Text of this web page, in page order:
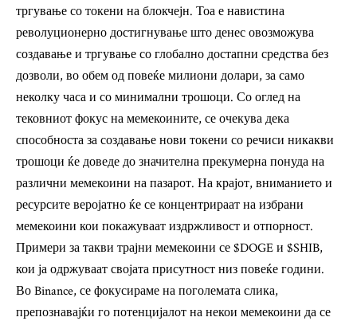
тргување со токени на блокчејн. Тоа е навистина
револуционерно достигнување што денес овозможува
создавање и тргување со глобално достапни средства без
дозволи, во обем од повеќе милиони долари, за само
неколку часа и со минимални трошоци. Со оглед на
тековниот фокус на мемекоините, се очекува дека
способноста за создавање нови токени со речиси никакви
трошоци ќе доведе до значителна прекумерна понуда на
различни мемекоини на пазарот. На крајот, вниманието и
ресурсите веројатно ќе се концентрираат на избрани
мемекоини кои покажуваат издржливост и отпорност.
Примери за такви трајни мемекоини се $DOGE и $SHIB,
кои ја одржуваат својата присутност низ повеќе години.
Во Binance, се фокусираме на поголемата слика,
препознавајќи го потенцијалот на некои мемекоини да се